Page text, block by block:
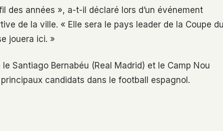
des années », a-t-il déclaré lors d’un événement
de la ville. « Elle sera le pays leader de la Coupe
jouera ici. »
Santiago Bernabéu (Real Madrid) et le Camp Nou
candidats dans le football espagnol.